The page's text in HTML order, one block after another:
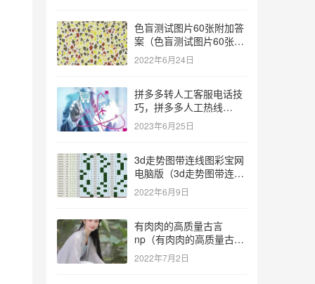
色盲测试图片60张附加答
案（色盲测试图片60张复
杂）
2022年6月24日
拼多多转人工客服电话技
巧，拼多多人工热线
9541344？
2023年6月25日
3d走势图带连线图彩宝网
电脑版（3d走势图带连线
图彩宝网手机版）
2022年6月9日
有肉肉的高质量古言
np（有肉肉的高质量古言
np推荐）
2022年7月2日